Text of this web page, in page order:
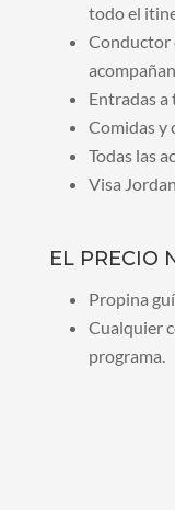
todo el
Conductor
Entradas a
Comidas y
Todas las
Visa
EL PRECIO
Propina
Cualquier
programa.